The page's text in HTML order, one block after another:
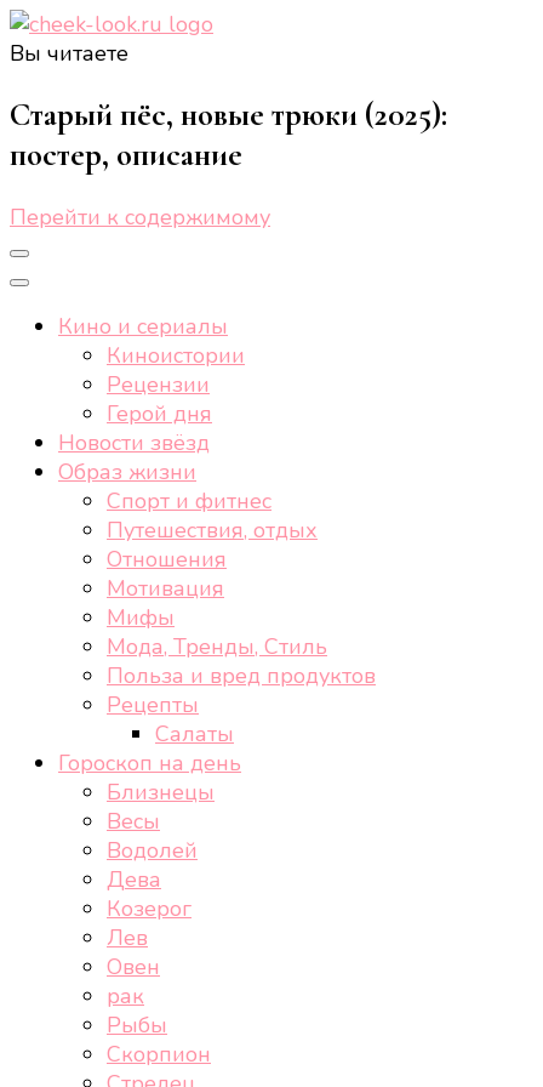
здоровом образе жизни, спорте, стиле, отдыхе и
еде.
Вы читаете
Старый пёс, новые трюки (2025):
постер, описание
Перейти к содержимому
Кино и сериалы
Киноистории
Рецензии
Герой дня
Новости звёзд
Образ жизни
Спорт и фитнес
Путешествия, отдых
Отношения
Мотивация
Мифы
Мода, Тренды, Стиль
Польза и вред продуктов
Рецепты
Салаты
Гороскоп на день
Близнецы
Весы
Водолей
Дева
Козерог
Лев
Овен
рак
Рыбы
Скорпион